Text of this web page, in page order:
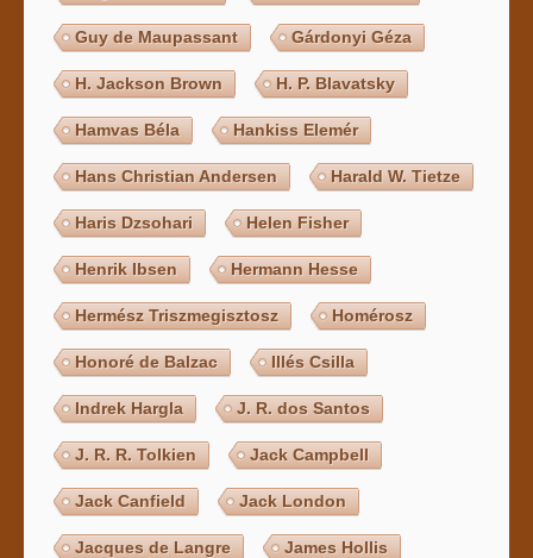
Guy de Maupassant Gárdonyi Géza
H. Jackson Brown H. P. Blavatsky
Hamvas Béla Hankiss Elemér
Hans Christian Andersen Harald W. Tietze
Haris Dzsohari Helen Fisher
Henrik Ibsen Hermann Hesse
Hermész Triszmegisztosz Homérosz
Honoré de Balzac Illés Csilla
Indrek Hargla J. R. dos Santos
J. R. R. Tolkien Jack Campbell
Jack Canfield Jack London
Jacques de Langre James Hollis